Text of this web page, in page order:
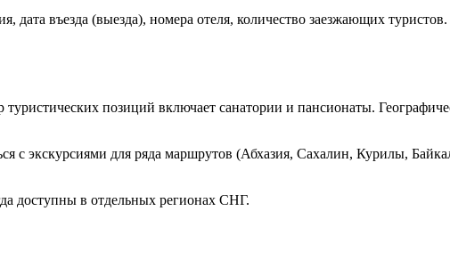
въезда (выезда), номера отеля, количество заезжающих
позиций включает санатории и пансионаты.
с экскурсиями для ряда маршрутов (Абхазия, Сахалин, Курилы,
доступны в отдельных регионах СНГ.